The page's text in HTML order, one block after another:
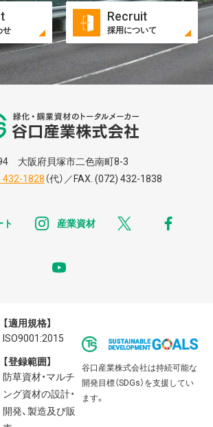
せ
Recruit
採用について
谷口株式株式会
大阪府貝塚市二色南町8-3
432-1828（代）／FAX. (072) 432-1838
ト
産業資材
【適用規格】
ISO9001:2015
【登録範囲】
防草資材・マルチ
ング資材の設計・
開発、製造及び販
谷口産業株式会社は持続可能な
開発目標（SDGs）を支援してい
ます。